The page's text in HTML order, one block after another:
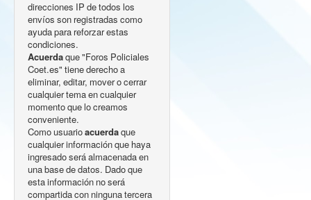
direcciones IP de todos los
envíos son registradas como
ayuda para reforzar estas
condiciones.
Acuerda que "Foros Policiales
Coet.es" tiene derecho a
eliminar, editar, mover o cerrar
cualquier tema en cualquier
momento que lo creamos
conveniente.
Como usuario acuerda que
cualquier información que haya
ingresado será almacenada en
una base de datos. Dado que
esta información no será
compartida con ninguna tercera